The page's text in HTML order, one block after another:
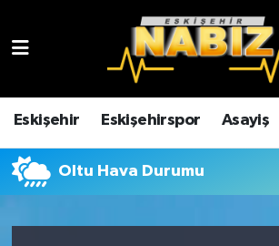
Eskişehir Eskişehirspor Asayiş
Oltu Hava Durumu
Çevre
Dünya
Eskişehir Hava Durumu
Eskişehir Trafik Yoğunluk
TFF 3.Lig 4.Grup Puan Durumu